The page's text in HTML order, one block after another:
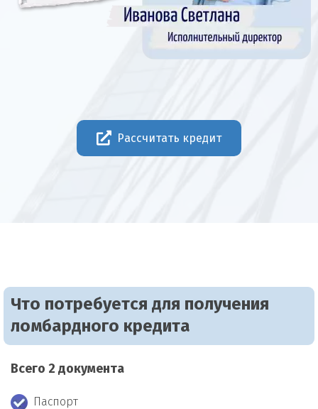
Рассчитать кредит
Что потребуется для получения
ломбардного кредита
Всего 2 документа
Паспорт